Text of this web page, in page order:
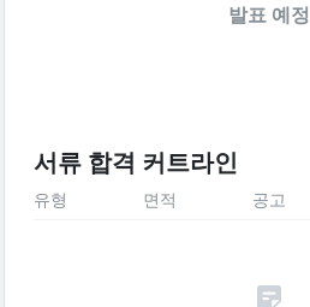
발표 예정
서류 합격 커트라인
유형 면적 공고